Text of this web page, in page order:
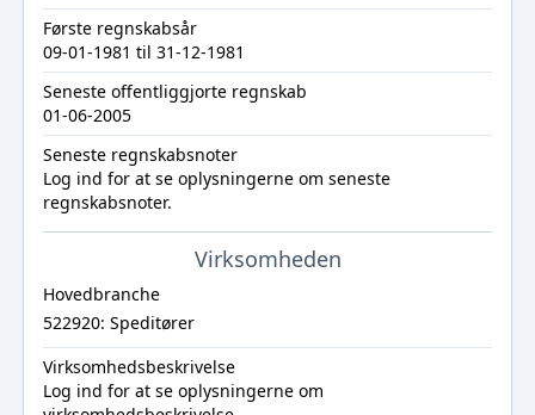
Første regnskabsår
09-01-1981 til 31-12-1981
Seneste offentliggjorte regnskab
01-06-2005
Seneste regnskabsnoter
Log ind for at se oplysningerne om seneste
regnskabsnoter.
Virksomheden
Hovedbranche
522920: Speditører
Virksomhedsbeskrivelse
Log ind for at se oplysningerne om